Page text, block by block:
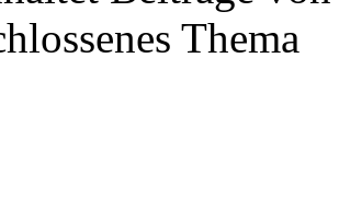
Thema